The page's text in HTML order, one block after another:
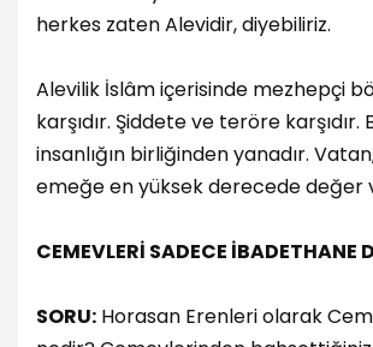
herkes zaten Alevidir, diyebiliriz.
Alevilik İslâm içerisinde mezhepçi
karşıdır. Şiddete ve teröre karşıdır.
insanlığın birliğinden yanadır.
emeğe en yüksek derecede değer
CEMEVLERİ SADECE İBADETHANE
SORU: Horasan Erenleri olarak